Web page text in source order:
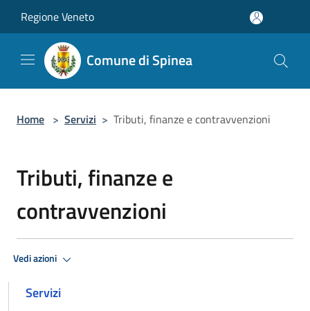
Regione Veneto
Comune di Spinea
Home > Servizi > Tributi, finanze e contravvenzioni
Tributi, finanze e
contravvenzioni
Vedi azioni
Servizi